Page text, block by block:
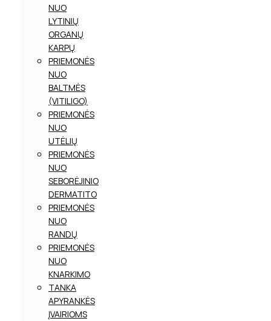
NUO
LYTINIŲ
ORGANŲ
KARPŲ
PRIEMONĖS
NUO
BALTMĖS
(VITILIGO)
PRIEMONĖS
NUO
UTĖLIŲ
PRIEMONĖS
NUO
SEBORĖJINIO
DERMATITO
PRIEMONĖS
NUO
RANDŲ
PRIEMONĖS
NUO
KNARKIMO
TANKA
APYRANKĖS
ĮVAIRIOMS